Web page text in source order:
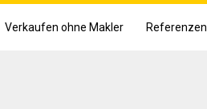
Verkaufen ohne Makler Referenzen